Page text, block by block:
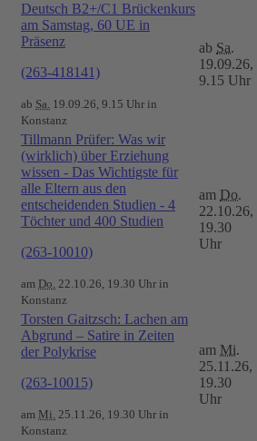
Deutsch B2+/C1 Brückenkurs
am Samstag, 60 UE in
Präsenz
(263-418141)
ab Sa. 19.09.26, 9.15 Uhr in
Konstanz
ab Sa.
19.09.26,
9.15 Uhr
Tillmann Prüfer: Was wir
(wirklich) über Erziehung
wissen - Das Wichtigste für
alle Eltern aus den
entscheidenden Studien - 4
Töchter und 400 Studien
(263-10010)
am Do. 22.10.26, 19.30 Uhr in
Konstanz
am Do.
22.10.26,
19.30
Uhr
Torsten Gaitzsch: Lachen am
Abgrund – Satire in Zeiten
der Polykrise
(263-10015)
am Mi. 25.11.26, 19.30 Uhr in
Konstanz
am Mi.
25.11.26,
19.30
Uhr